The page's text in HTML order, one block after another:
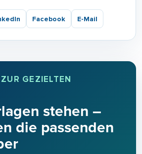
Facebook E-Mail
GEZIELTEN
stehen –
die passenden